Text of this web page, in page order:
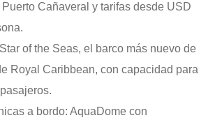
Cañaveral y tarifas desde USD
of the Seas, el barco más nuevo de
Royal Caribbean, con capacidad para
a bordo: AquaDome con